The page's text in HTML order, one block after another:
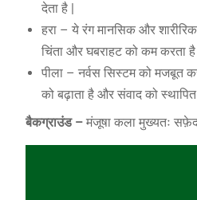
देता है |
हरा – ये रंग मानसिक और
चिंता और घबराहट को कम करता
पीला – नर्वस सिस्टम को मजबूत
को बढ़ाता है और संवाद को
बैकग्राउंड – मंजूषा कला मुख्यतः